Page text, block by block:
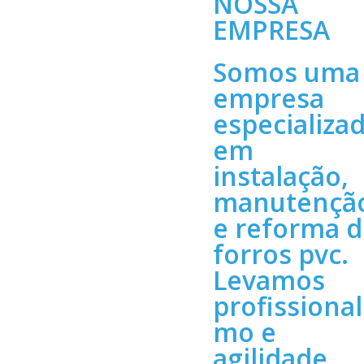
EMPRESA
Somos uma
empresa
em
instalação,
e reforma
forros pvc.
Levamos
mo e